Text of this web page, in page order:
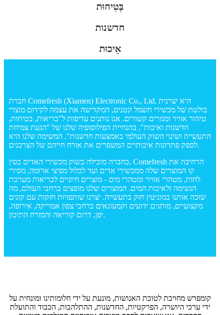
בְּטִיחוּת
חדשנות
אֵיכוּת
חברת Comefresh (Xiamen) Electronic Co., Ltd. היא יצרנית
בולטת של מכשירי חשמל קטנים, המקדישה את עצמה לקידום מוצרי
טיהור אוויר ומגזרים קשורים. אנו נותנים עדיפות ל"בריאות, בטיחות,
חדשנות ואיכות", בהנחיית הפילוסופיה שלנו של "הנעת צמיחת
התעשייה ושינוי השוק העולמי באמצעות חדשנות". המשימה שלנו היא
לספק פתרונות איכותיים המשפרים את אורח חייהם של הצרכנים.
כחברה מובילה בשוק מכשירי האדים בסין, Comefresh הרחיבה את
קו המוצרים שלה ממכשירי אדים ועד לכלול מפיצי ארומה, מסירי
לחות, מטהרי אוויר ומטהרי מים - מוצרים חיוניים לבריאות מערכת
הנשימה ולאיכות המים. המוצרים שלנו מופצים ברחבי העולם, מה
שזכה אותנו במוניטין חזק בתעשייה. יצרנו שותפויות חזקות עם קונים
מקצועיים, מותגים ידועים וקמעונאים ברחבי צפון אמריקה, אירופה,
יפן, דרום קוריאה והמזרח התיכון.
קומפרש מחויבת לטובת האנושות, מונעת על ידי חלומותינו ומונחית על
ידי ערכי היושרה, הפרקטיות, החדשנות, ההתלהבות, הכבוד והתועלת